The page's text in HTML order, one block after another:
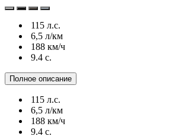
115 л.с.
6,5 л/км
188 км/ч
9.4 c.
Полное описание
115 л.с.
6,5 л/км
188 км/ч
9.4 c.